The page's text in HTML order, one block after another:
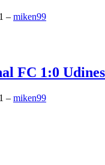
– miken99
FC 1:0
– miken99